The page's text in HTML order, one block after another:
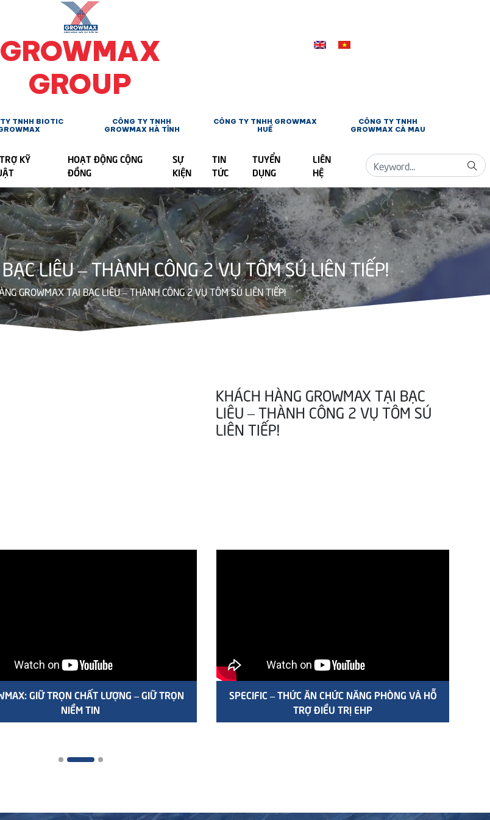
GROWMAX
GROUP
TNHH BIOTIC
CÔNG TY TNHH
GROWMAX HÀ TĨNH
CÔNG TY TNHH GROWMAX
HUẾ
CÔNG TY TNHH
GROWMAX CÀ MAU
KỸ
HOẠT ĐỘNG CỘNG
ĐỒNG
SỰ
KIỆN
TIN
TỨC
TUYỂN
DỤNG
LIÊN
HỆ
LIÊU – THÀNH CÔNG 2 VỤ TÔM SÚ LIÊN TIẾP!
GROWMAX TẠI BẠC LIÊU – THÀNH CÔNG 2 VỤ TÔM SÚ LIÊN TIẾP!
KHÁCH HÀNG GROWMAX TẠI BẠC
LIÊU – THÀNH CÔNG 2 VỤ TÔM SÚ
LIÊN TIẾP!
GIỮ TRỌN CHẤT LƯỢNG – GIỮ TRỌN
NIỀM TIN
SPECIFIC – THỨC ĂN CHỨC NĂNG PHÒNG VÀ HỖ
TRỢ ĐIỀU TRỊ EHP